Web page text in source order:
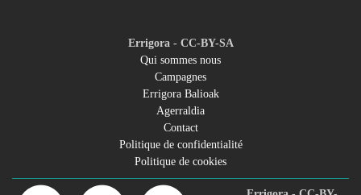
Footer
menu
Errigora - CC-BY-SA
Qui sommes nous
Campagnes
Errigora Balioak
Agerraldia
Contact
Politique de confidentialité
Politique de cookies